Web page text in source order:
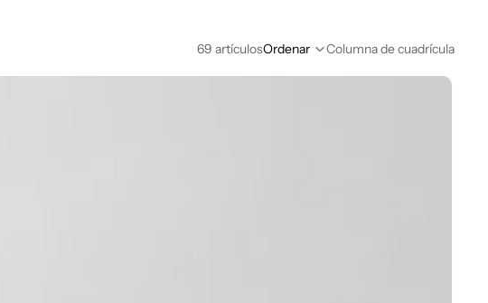
69 artículosOrdenar Columna de cuadrícula